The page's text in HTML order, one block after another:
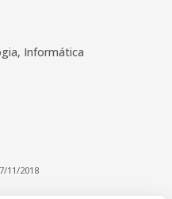
Informática
11/2018